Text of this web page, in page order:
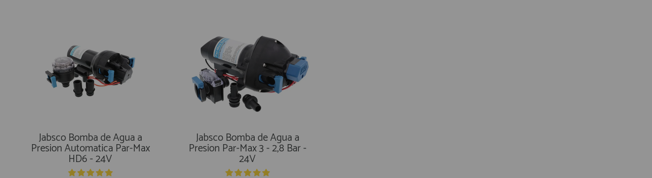
Jabsco Bomba de Agua a
Presion Automatica Par-Max
HD6 - 24V
Jabsco Bomba de Agua a
Presion Par-Max 3 - 2,8 Bar -
24V